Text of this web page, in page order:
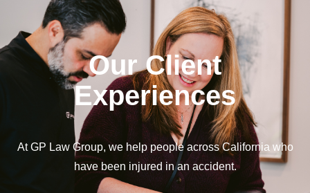
Our Client
Experiences
At GP Law Group, we help people across California who
have been injured in an accident.